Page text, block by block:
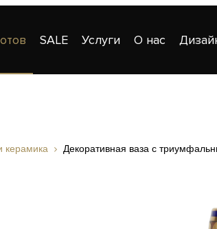
SALE Услуги О нас
Декоративная ваза с